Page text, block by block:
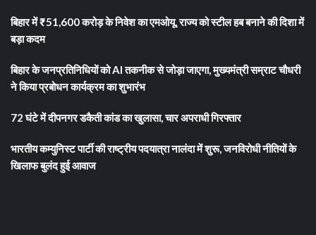
बिहार में ₹51,600 करोड़ के निवेश का एमओयू, राज्य को स्टील हब बनाने की दिशा में
बड़ा कदम
बिहार के जनप्रतिनिधियों को AI तकनीक से जोड़ा जाएगा, मुख्यमंत्री सम्राट चौधरी
ने किया प्रबोधन कार्यक्रम का शुभारंभ
72 घंटे में दीपनगर डकैती कांड का खुलासा, चार अपराधी गिरफ्तार
भारतीय कम्युनिस्ट पार्टी की राष्ट्रीय पदयात्रा नालंदा में शुरू, जनविरोधी नीतियों के
खिलाफ बुलंद हुई आवाज